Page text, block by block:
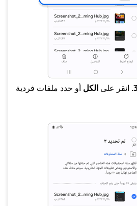
انقر على الكل